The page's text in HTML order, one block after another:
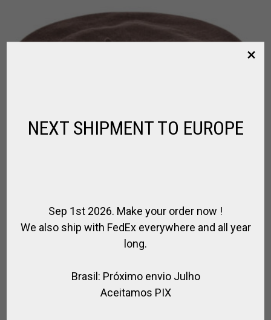
BOINA TOLOSA EM LINHA DE ALGODÃO
STREETWEAR
NEXT SHIPMENT TO EUROPE
Sep 1st 2026. Make your order now !
We also ship with FedEx everywhere and all year
long.
Brasil: Próximo envio Julho
Aceitamos PIX